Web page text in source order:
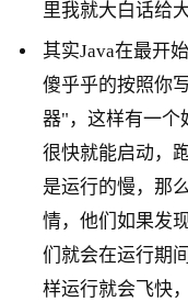
里我就大白话给
其实Java在最开
傻乎乎的按照你
器"，这样有一个
很快就能启动，
是运行的慢，那
情，他们如果发
们就会在运行期
样运行就会飞快